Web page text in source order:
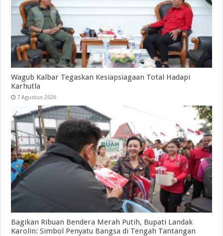
Wagub Kalbar Tegaskan Kesiapsiagaan Total Hadapi
Karhutla
7 Agustus 2026
Bagikan Ribuan Bendera Merah Putih, Bupati Landak
Karolin: Simbol Penyatu Bangsa di Tengah Tantangan